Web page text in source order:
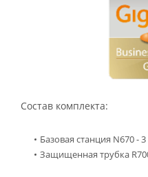
Состав комплекта:
Базовая станция N670 -
Защищенная трубка